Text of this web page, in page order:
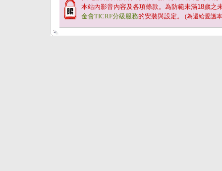
本站內影音內容及各項條款。為防範未滿18歲之
金會TICRF分級服務的安裝與設定。 (為還給愛護